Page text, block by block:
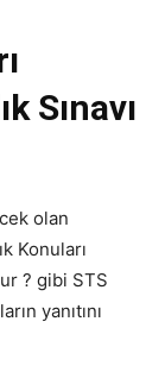
Sınavı
olan
Konuları
? gibi STS
yanıtını